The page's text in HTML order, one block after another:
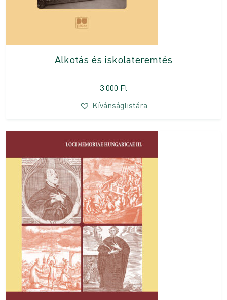
Alkotás és iskolateremtés
3 000 Ft
Kívánságlistára